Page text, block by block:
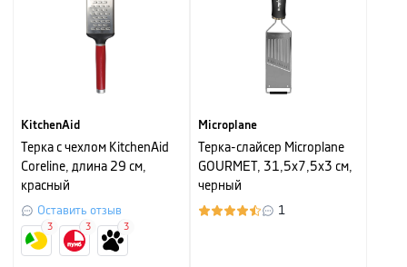
KitchenAid
Терка с чехлом KitchenAid
Coreline, длина 29 см,
красный
Оставить отзыв
3 3 3
Microplane
Терка-слайсер Microplane
GOURMET, 31,5x7,5x3 см,
черный
1